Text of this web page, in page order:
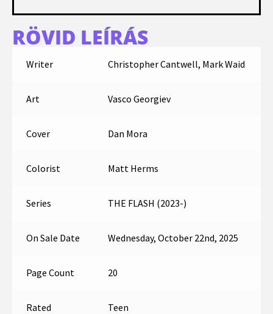
RÖVID LEÍRÁS
Writer Christopher Cantwell, Mark Waid
Art Vasco Georgiev
Cover Dan Mora
Colorist Matt Herms
Series THE FLASH (2023-)
On Sale Date Wednesday, October 22nd, 2025
Page Count 20
Rated Teen